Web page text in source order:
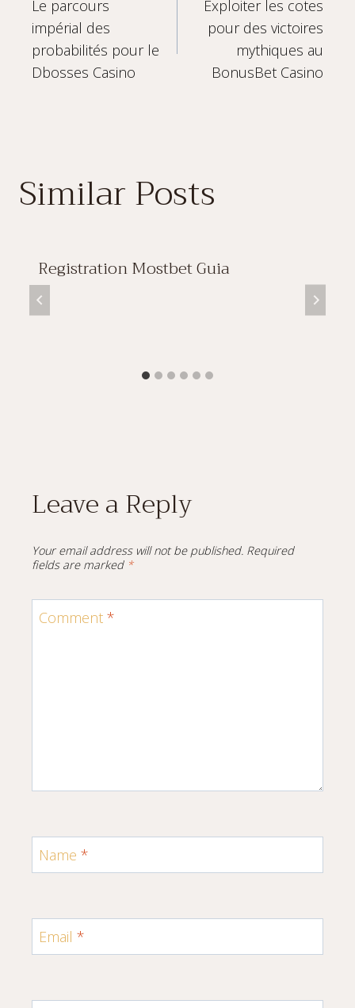
navigation
Le parcours
impérial des
probabilités pour le
Dbosses Casino
Exploiter les cotes
pour des victoires
mythiques au
BonusBet Casino
Similar Posts
Registration Mostbet Guia
Leave a Reply
Your email address will not be published. Required
fields are marked *
Comment *
Name *
Email *